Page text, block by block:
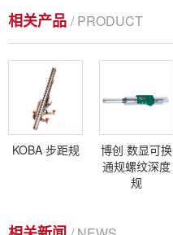
相关产品 / PRODUCT
KOBA 步距规
博创 数显可换
通规螺纹深度
规